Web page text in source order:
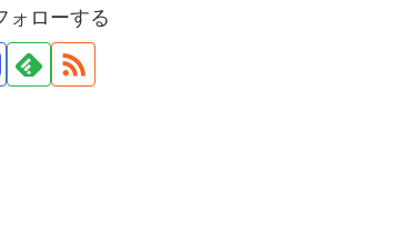
ォローする